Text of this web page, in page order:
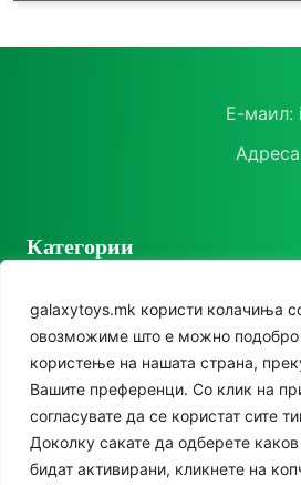
galaxytoys.mk користи колачиња
овозможиме што е можно подобро
користење на нашата страна,
Вашите преференци. Со клик на
согласувате да се користат сите
Доколку сакате да одберете
бидат активирани, кликнете на
Е-маил:
Категории
Сезонска опрема
Друштвени игри
За двор
Едукативни